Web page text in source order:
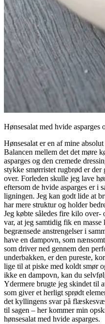
Hønsesalat med hvide
Hønsesalat er en af mine
Balancen mellem det det møre
asparges og den cremede
stykke smørristet rugbrød er
over. Forleden skulle jeg lave
eftersom de hvide asparges er i
ligningen. Jeg kan godt lide at
har mere struktur og holder
Jeg købte således fire kilo over-
var, at jeg samtidig fik en
begrænsede anstrengelser i
have en dampovn, som
som driver ned gennem den
underbakken, er den pureste,
lige til at piske med koldt smør
ikke en dampovn, kan du
Ydermere brugte jeg skindet til
som giver et herligt sprødt
det kyllingens svar på
til sagen – her kommer min
hønsesalat med hvide asparges.